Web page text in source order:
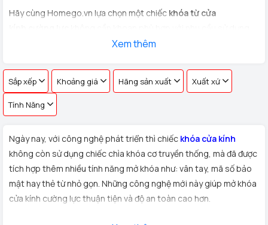
Hãy cùng Homego.vn lựa chọn một chiếc khóa từ cửa
cửa kính văn phòng, cửa hàng, nhà riêng
Xem thêm
Sắp xếp Khoảng giá Hãng sản xuất Xuất xứ
Tính Năng
Ngày nay, với công nghệ phát triển thì chiếc khóa cửa kính
không còn sử dụng chiếc chìa khóa cơ truyền thống, mà đã được
tích hợp thêm nhiều tính năng mở khóa như: vân tay, mã số bảo
mật hay thẻ từ nhỏ gọn. Những công nghệ mới này giúp mở khóa
cửa kính cường lực thuận tiện và độ an toàn cao hơn.